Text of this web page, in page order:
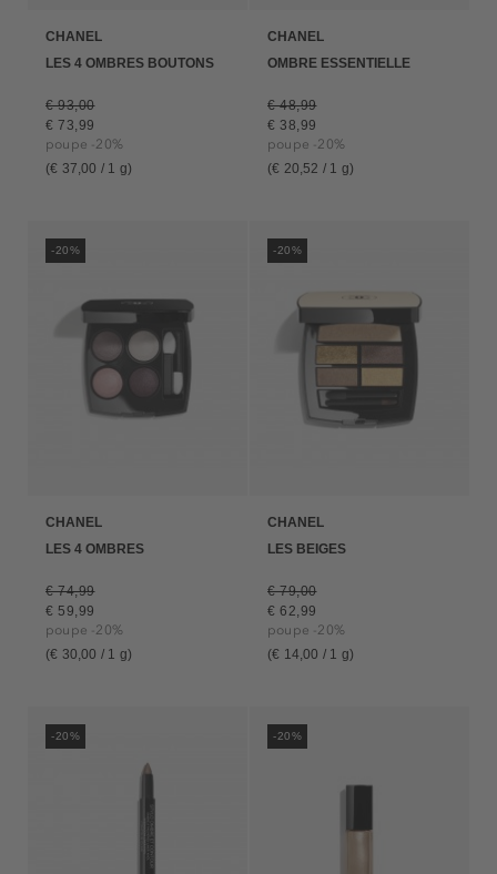
CHANEL
LES 4 OMBRES BOUTONS
€ 93,00
€ 73,99
poupe -20%
(€ 37,00 / 1 g)
CHANEL
OMBRE ESSENTIELLE
€ 48,99
€ 38,99
poupe -20%
(€ 20,52 / 1 g)
-20%
CHANEL
LES 4 OMBRES
€ 74,99
€ 59,99
poupe -20%
(€ 30,00 / 1 g)
-20%
CHANEL
LES BEIGES
€ 79,00
€ 62,99
poupe -20%
(€ 14,00 / 1 g)
-20% -20%